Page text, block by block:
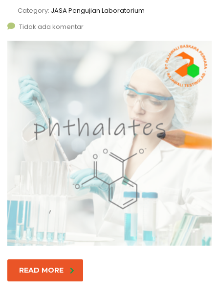
Category: JASA Pengujian Laboratorium
Tidak ada komentar
READ MORE